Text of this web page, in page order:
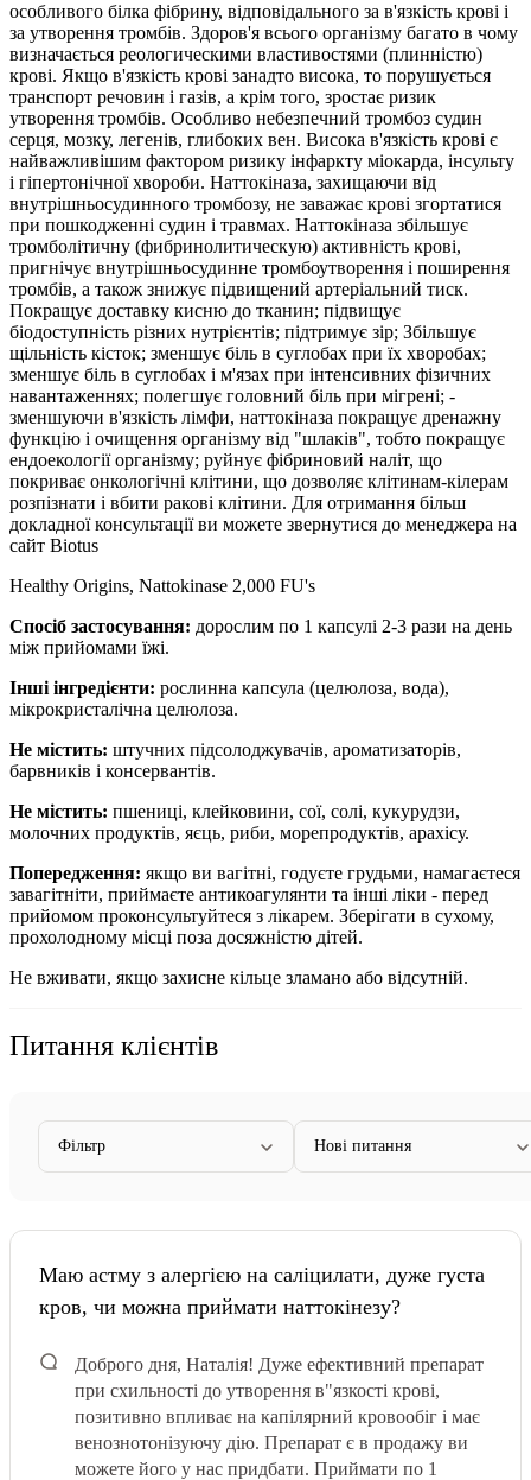
особливого білка фібрину, відповідального за в'язкість крові і
за утворення тромбів. Здоров'я всього організму багато в чому
визначається реологическими властивостями (плинністю)
крові. Якщо в'язкість крові занадто висока, то порушується
транспорт речовин і газів, а крім того, зростає ризик
утворення тромбів. Особливо небезпечний тромбоз судин
серця, мозку, легенів, глибоких вен. Висока в'язкість крові є
найважливішим фактором ризику інфаркту міокарда, інсульту
і гіпертонічної хвороби. Наттокіназа, захищаючи від
внутрішньосудинного тромбозу, не заважає крові згортатися
при пошкодженні судин і травмах. Наттокіназа збільшує
тромболітичну (фибринолитическую) активність крові,
пригнічує внутрішньосудинне тромбоутворення і поширення
тромбів, а також знижує підвищений артеріальний тиск.
Покращує доставку кисню до тканин; підвищує
біодоступність різних нутрієнтів; підтримує зір; Збільшує
щільність кісток; зменшує біль в суглобах при їх хворобах;
зменшує біль в суглобах і м'язах при інтенсивних фізичних
навантаженнях; полегшує головний біль при мігрені; -
зменшуючи в'язкість лімфи, наттокіназа покращує дренажну
функцію і очищення організму від "шлаків", тобто покращує
ендоекології організму; руйнує фібриновий наліт, що
покриває онкологічні клітини, що дозволяє клітинам-кілерам
розпізнати і вбити ракові клітини. Для отримання більш
докладної консультації ви можете звернутися до менеджера на
сайт Biotus
Healthy Origins, Nattokinase 2,000 FU's
Спосіб застосування: дорослим по 1 капсулі 2-3 рази на день
між прийомами їжі.
Інші інгредієнти: рослинна капсула (целюлоза, вода),
мікрокристалічна целюлоза.
Не містить: штучних підсолоджувачів, ароматизаторів,
барвників і консервантів.
Не містить: пшениці, клейковини, сої, солі, кукурудзи,
молочних продуктів, яєць, риби, морепродуктів, арахісу.
Попередження: якщо ви вагітні, годуєте грудьми, намагаєтеся
завагітніти, приймаєте антикоагулянти та інші ліки - перед
прийомом проконсультуйтеся з лікарем. Зберігати в сухому,
прохолодному місці поза досяжністю дітей.
Не вживати, якщо захисне кільце зламано або відсутній.
Питання клієнтів
Фільтр Нові питання
Маю астму з алергією на саліцилати, дуже густа
кров, чи можна приймати наттокінезу?
Доброго дня, Наталія! Дуже ефективний препарат
при схильності до утворення в"язкості крові,
позитивно впливає на капілярний кровообіг і має
венознотонізуючу дію. Препарат є в продажу ви
можете його у нас придбати. Приймати по 1